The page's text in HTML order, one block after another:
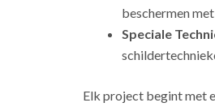
beschermen
Speciale
Elk project begint met